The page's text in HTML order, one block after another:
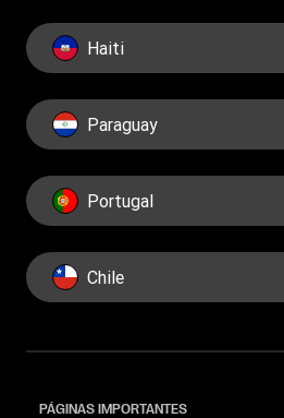
Haiti
Paraguay
Portugal
Chile
PÁGINAS IMPORTANTES